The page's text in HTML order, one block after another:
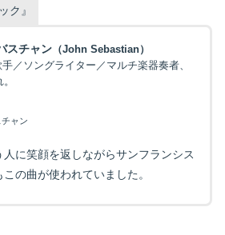
ク』
スチャン（John Sebastian）
／ソングライター／マルチ楽器奏者、
ャン
人に笑顔を返しながらサンフランシス
の曲が使われていました。